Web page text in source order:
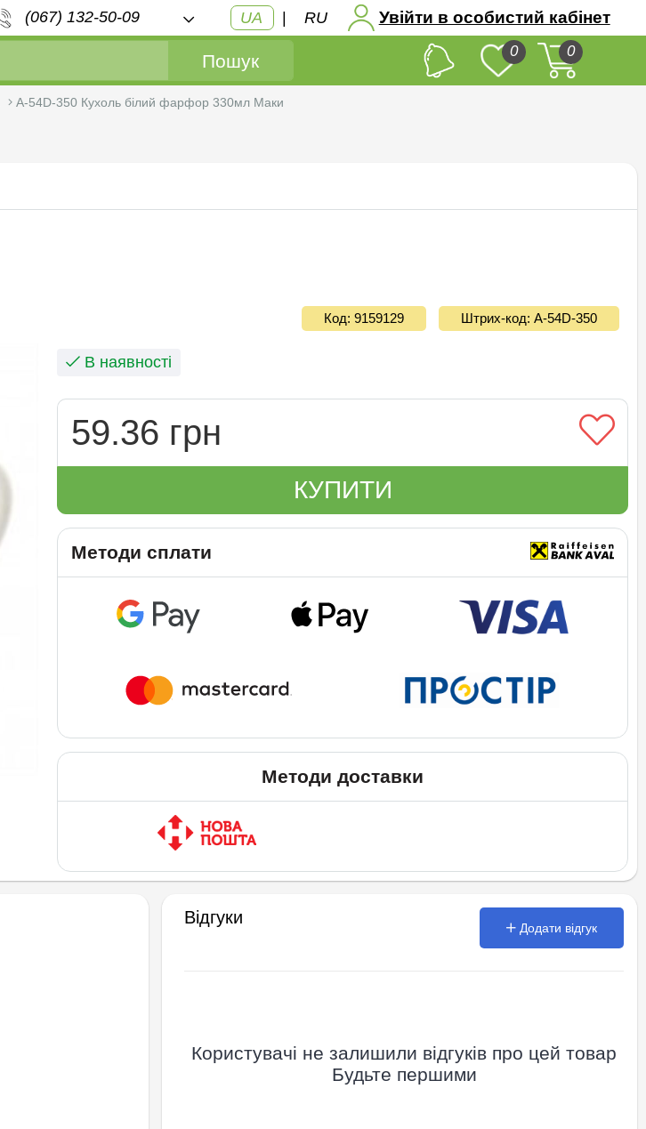
(067) 132-50-09 UA | RU Увійти в особистий кабінет
Пошук 0 0
А-54D-350 Кухоль білий фарфор 330мл Маки
Код: 9159129 Штрих-код: А-54D-350
В наявності
59.36 грн
КУПИТИ
Методи сплати
Методи доставки
Відгуки
Додати відгук
Користувачі не залишили відгуків про цей товар
Будьте першими